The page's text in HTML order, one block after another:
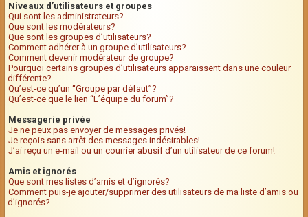
Niveaux d’utilisateurs et groupes
Qui sont les administrateurs?
Que sont les modérateurs?
Que sont les groupes d’utilisateurs?
Comment adhérer à un groupe d’utilisateurs?
Comment devenir modérateur de groupe?
Pourquoi certains groupes d’utilisateurs apparaissent dans une couleur
différente?
Qu’est-ce qu’un “Groupe par défaut”?
Qu’est-ce que le lien “L’équipe du forum”?
Messagerie privée
Je ne peux pas envoyer de messages privés!
Je reçois sans arrêt des messages indésirables!
J’ai reçu un e-mail ou un courrier abusif d’un utilisateur de ce forum!
Amis et ignorés
Que sont mes listes d’amis et d’ignorés?
Comment puis-je ajouter/supprimer des utilisateurs de ma liste d’amis ou
d’ignorés?